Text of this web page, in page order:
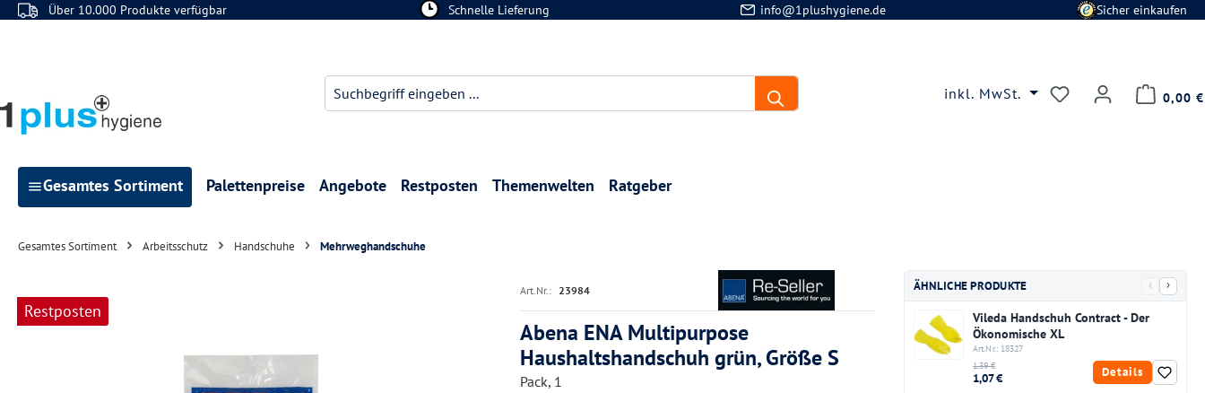
Hauptinhalt springen
Zur Suche springen
Zur Hauptnavigation springen
Über 10.000 Produkte verfügbar Schnelle Lieferung info@1plushygiene.de Sicher einkaufen
inkl. MwSt. Du hast 0 0,00 €
Gesamtes Sortiment Palettenpreise Angebote Restposten Themenwelten Ratgeber
Gesamtes Sortiment Arbeitsschutz Handschuhe Mehrweghandschuhe
Restposten
Bildergalerie überspringen Art.Nr.: 23984
Abena ENA Multipurpose
Haushaltshandschuh grün, Größe S
Pack, 1
ÄHNLICHE PRODUKTE ‹ ›
Vileda Handschuh Contract - Der
Ökonomische XL
Art.Nr.: 18327
1,39 €
1,07 € Details